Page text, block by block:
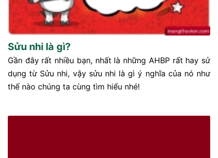
Sửu nhi là gì?
Gần đây rất nhiều bạn, nhất là những AHBP rất hay sử
dụng từ Sửu nhi, vậy sửu nhi là gì ý nghĩa của nó như
thế nào chúng ta cùng tìm hiểu nhé!